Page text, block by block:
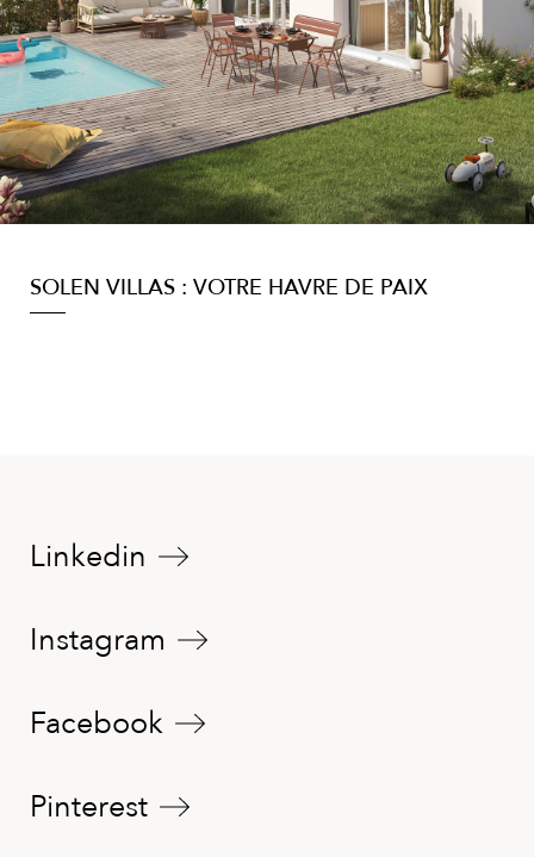
SOLEN VILLAS : VOTRE HAVRE DE PAIX
Linkedin
Instagram
Facebook
Pinterest